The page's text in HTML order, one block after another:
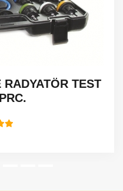
TEST